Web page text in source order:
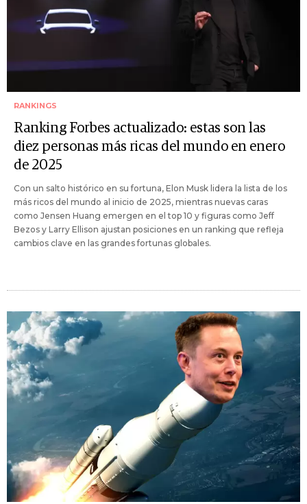
RANKINGS
Ranking Forbes actualizado: estas son las
diez personas más ricas del mundo en enero
de 2025
Con un salto histórico en su fortuna, Elon Musk lidera la lista de los
más ricos del mundo al inicio de 2025, mientras nuevas caras
como Jensen Huang emergen en el top 10 y figuras como Jeff
Bezos y Larry Ellison ajustan posiciones en un ranking que refleja
cambios clave en las grandes fortunas globales.